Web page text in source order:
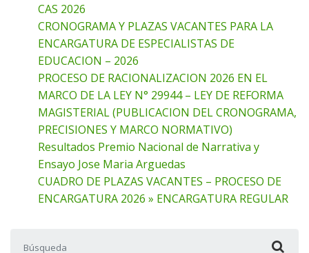
CAS 2026
CRONOGRAMA Y PLAZAS VACANTES PARA LA
ENCARGATURA DE ESPECIALISTAS DE
EDUCACION – 2026
PROCESO DE RACIONALIZACION 2026 EN EL
MARCO DE LA LEY N° 29944 – LEY DE REFORMA
MAGISTERIAL (PUBLICACION DEL CRONOGRAMA,
PRECISIONES Y MARCO NORMATIVO)
Resultados Premio Nacional de Narrativa y
Ensayo Jose Maria Arguedas
CUADRO DE PLAZAS VACANTES – PROCESO DE
ENCARGATURA 2026 » ENCARGATURA REGULAR